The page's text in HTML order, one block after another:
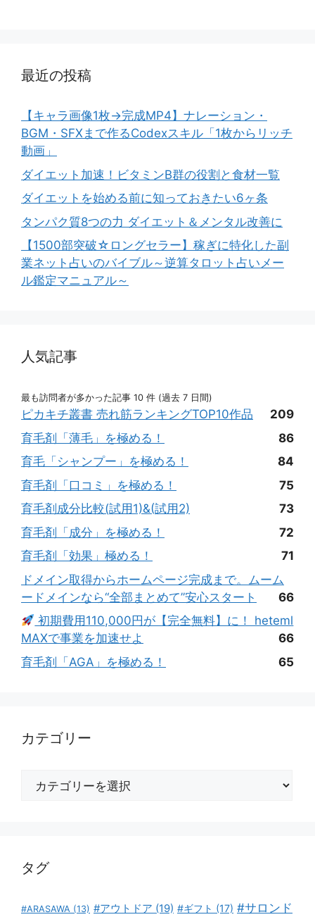
最近の投稿
【キャラ画像1枚→完成MP4】ナレーション・
BGM・SFXまで作るCodexスキル「1枚からリッチ
動画」
ダイエット加速！ビタミンB群の役割と食材一覧
ダイエットを始める前に知っておきたい6ヶ条
タンパク質8つの力 ダイエット＆メンタル改善に
【1500部突破☆ロングセラー】稼ぎに特化した副
業ネット占いのバイブル～逆算タロット占いメー
ル鑑定マニュアル～
人気記事
最も訪問者が多かった記事 10 件 (過去 7 日間)
ピカキチ叢書 売れ筋ランキングTOP10作品
209
育毛剤「薄毛」を極める！
86
育毛「シャンプー」を極める！
84
育毛剤「口コミ」を極める！
75
育毛剤成分比較(試用1)&(試用2)
73
育毛剤「成分」を極める！
72
育毛剤「効果」極める！
71
ドメイン取得からホームページ完成まで。ムーム
ードメインなら“全部まとめて”安心スタート
66
初期費用110,000円が【完全無料】に！ heteml
MAXで事業を加速せよ
66
育毛剤「AGA」を極める！
65
カテゴリー
タグ
#ARASAWA (13) #アウトドア (19) #ギフト (17) #サロンド